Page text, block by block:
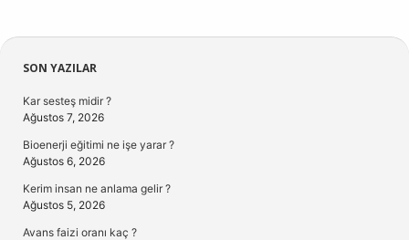
Sidebar
SON YAZILAR
Kar sesteş midir ?
Ağustos 7, 2026
Bioenerji eğitimi ne işe yarar ?
Ağustos 6, 2026
Kerim insan ne anlama gelir ?
Ağustos 5, 2026
Avans faizi oranı kaç ?